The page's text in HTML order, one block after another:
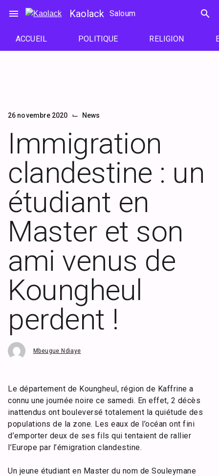
menu Kaolack Saloum search
ACCUEIL POLITIQUE RELIGION
26 novembre 2020 ⌙ News
Immigration
clandestine : un
étudiant en
Master et son
ami venus de
Koungheul
perdent !
Mbeugue Ndiaye
Le département de Koungheul, région de Kaffrine a
connu une journée noire ce samedi. En effet, 2 décès
inattendus ont bouleversé totalement la quiétude des
populations de la zone. Les eaux de l’océan ont fini
d’emporter deux de ses fils qui tentaient de rallier
l’Europe par l’émigration clandestine.
Un jeune étudiant en Master du nom de Souleymane